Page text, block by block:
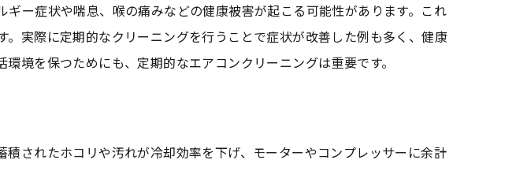
高める理由
コンの空気質変化
アコンクリーニング
ー症状や喘息、喉の痛みなどの健康被害が起こる可能性があります。これ
実際に定期的なクリーニングを行うことで症状が改善した例も多く、健康
境を保つためにも、定期的なエアコンクリーニングは重要です。
されたホコリや汚れが冷却効率を下げ、モーターやコンプレッサーに余計